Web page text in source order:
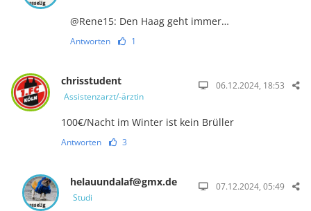
@Rene15: Den Haag geht immer…
Antworten 1
chrisstudent
Assistenzarzt/-ärztin
06.12.2024, 18:53
100€/Nacht im Winter ist kein Brüller
Antworten 3
helauundalaf@gmx.de
Studi
07.12.2024, 05:49